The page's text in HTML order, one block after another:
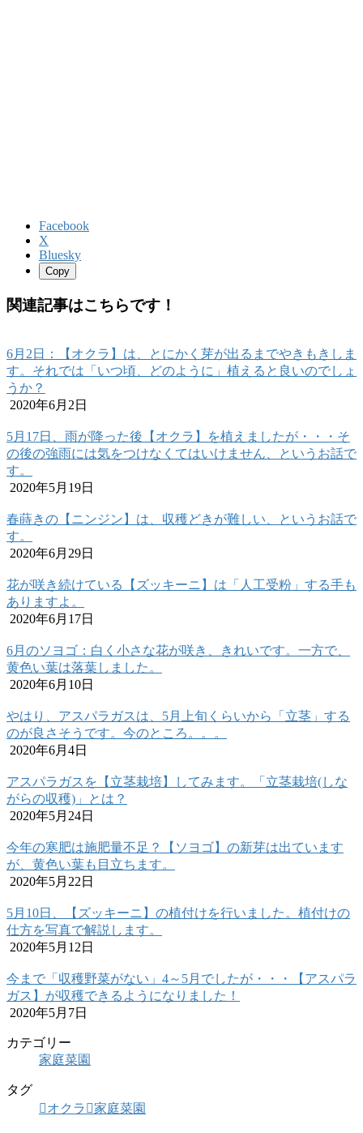
Facebook
X
Bluesky
Copy
関連記事はこちらです！
6月2日：【オクラ】は、とにかく芽が出るまでやきもきしま
す。それでは「いつ頃、どのように」植えると良いのでしょ
うか？
2020年6月2日
5月17日、雨が降った後【オクラ】を植えましたが・・・そ
の後の強雨には気をつけなくてはいけません、というお話で
す。
2020年5月19日
春蒔きの【ニンジン】は、収穫どきが難しい、というお話で
す。
2020年6月29日
花が咲き続けている【ズッキーニ】は「人工受粉」する手も
ありますよ。
2020年6月17日
6月のソヨゴ：白く小さな花が咲き、きれいです。一方で、
黄色い葉は落葉しました。
2020年6月10日
やはり、アスパラガスは、5月上旬くらいから「立茎」する
のが良さそうです。今のところ。。。
2020年6月4日
アスパラガスを【立茎栽培】してみます。「立茎栽培(しな
がらの収穫)」とは？
2020年5月24日
今年の寒肥は施肥量不足？【ソヨゴ】の新芽は出ています
が、黄色い葉も目立ちます。
2020年5月22日
5月10日、【ズッキーニ】の植付けを行いました。植付けの
仕方を写真で解説します。
2020年5月12日
今まで「収穫野菜がない」4～5月でしたが・・・【アスパラ
ガス】が収穫できるようになりました！
2020年5月7日
カテゴリー
家庭菜園
タグ
オクラ
家庭菜園